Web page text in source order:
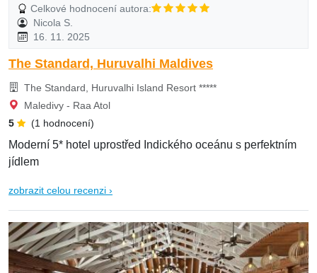
Celkové hodnocení autora:
Nicola S.
16. 11. 2025
The Standard, Huruvalhi Maldives
The Standard, Huruvalhi Island Resort *****
Maledivy - Raa Atol
5
(1 hodnocení)
Moderní 5* hotel uprostřed Indického oceánu s perfektním
jídlem
zobrazit celou recenzi ›